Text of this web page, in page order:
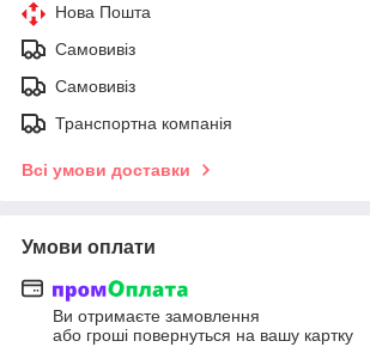
Нова Пошта
Самовивіз
Самовивіз
Транспортна компанія
Всі умови доставки
Умови оплати
Ви отримаєте замовлення
або гроші повернуться на вашу картку